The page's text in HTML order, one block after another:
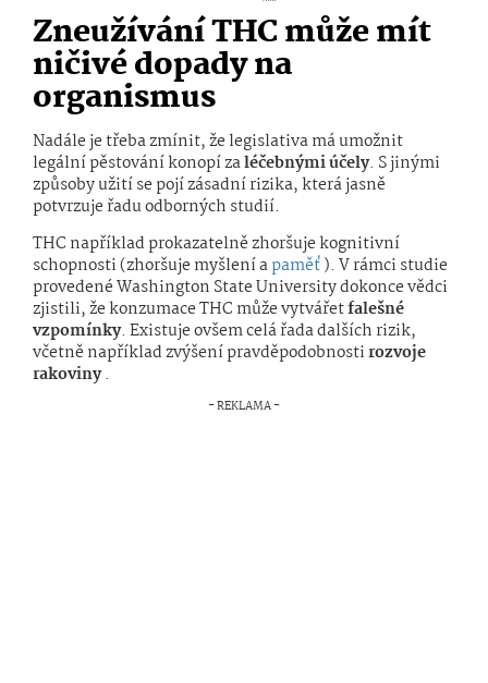
Zneužívání THC může mít
ničivé dopady na
organismus
Nadále je třeba zmínit, že legislativa má umožnit
legální pěstování konopí zaléčebnými účely. S jinými
způsoby užití se pojí zásadní rizika, která jasně
potvrzuje řadu odborných studií.
THC například prokazatelně zhoršuje kognitivní
schopnosti (zhoršuje myšlení apaměť). V rámci studie
provedené Washington State University dokonce vědci
zjistili, že konzumace THC může vytvářetfalešné
vzpomínky. Existuje ovšem celá řada dalších rizik,
včetně například zvýšení pravděpodobnostirozvoje
rakoviny.